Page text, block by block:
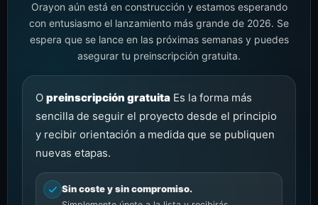
Orayon aún está en construcción y estamos esperando
con entusiasmo el lanzamiento más grande de 2026. Se
espera que se lance en las próximas semanas y puedes
asegurar tu preinscripción gratuita.
O preinscripción gratuita Es la forma más
sencilla de seguir el proyecto desde el principio
y recibir orientación a medida que se publiquen
nuevas etapas.
Sin coste y sin compromiso.